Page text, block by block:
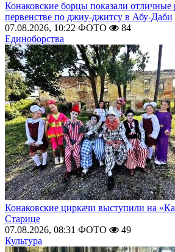
Конаковские борцы показали отличные
первенстве по джиу-джитсу в Абу-Даби
07.08.2026, 10:22 ФОТО
84
Единоборства
Конаковские циркачи выступили на
Старице
07.08.2026, 08:31 ФОТО
49
Культура